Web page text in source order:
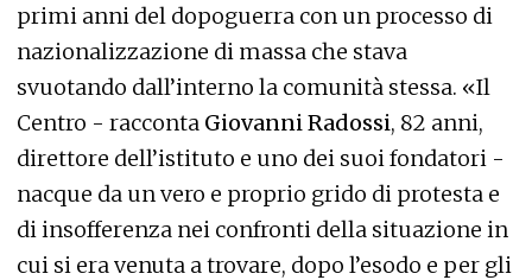
primi anni del dopoguerra con un processo di
nazionalizzazione di massa che stava
svuotando dall’interno la comunità stessa. «Il
Centro - racconta Giovanni Radossi, 82 anni,
direttore dell’istituto e uno dei suoi fondatori -
nacque da un vero e proprio grido di protesta e
di insofferenza nei confronti della situazione in
cui si era venuta a trovare, dopo l’esodo e per gli